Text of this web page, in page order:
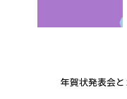
年賀状発表会